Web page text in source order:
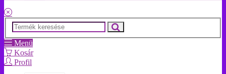
Menü
Kosár
Profil